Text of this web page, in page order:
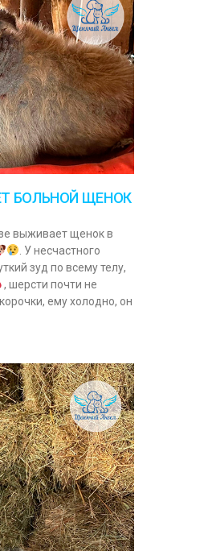
БОЛЬНОЙ ЩЕНОК
выживает щенок в
. У несчастного
зуд по всему телу,
, шерсти почти не
ему холодно, он